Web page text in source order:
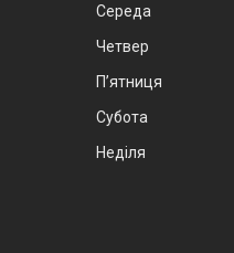
Середа
Четвер
Пʼятниця
Субота
Неділя